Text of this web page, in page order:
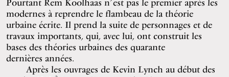
Pourtant Rem Koolhaas n’est pas le premier après les
modernes à reprendre le flambeau de la théorie
urbaine écrite. Il prend la suite de personnages et de
travaux importants, qui, avec lui, ont construit les
bases des théories urbaines des quarante
dernières années.
Après les ouvrages de Kevin Lynch au début des